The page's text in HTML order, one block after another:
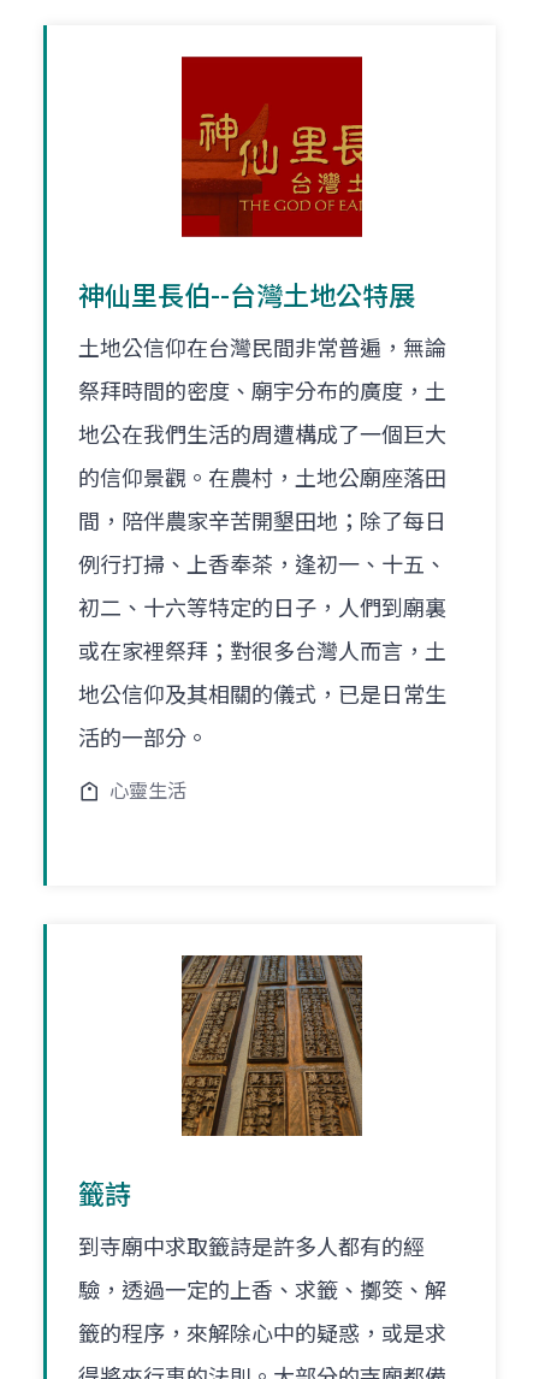
神仙里長伯--台灣土地公特展
土地公信仰在台灣民間非常普遍，無論
祭拜時間的密度、廟宇分布的廣度，土
地公在我們生活的周遭構成了一個巨大
的信仰景觀。在農村，土地公廟座落田
間，陪伴農家辛苦開墾田地；除了每日
例行打掃、上香奉茶，逢初一、十五、
初二、十六等特定的日子，人們到廟裏
或在家裡祭拜；對很多台灣人而言，土
地公信仰及其相關的儀式，已是日常生
活的一部分。
心靈生活
籤詩
到寺廟中求取籤詩是許多人都有的經
驗，透過一定的上香、求籤、擲筊、解
籤的程序，來解除心中的疑惑，或是求